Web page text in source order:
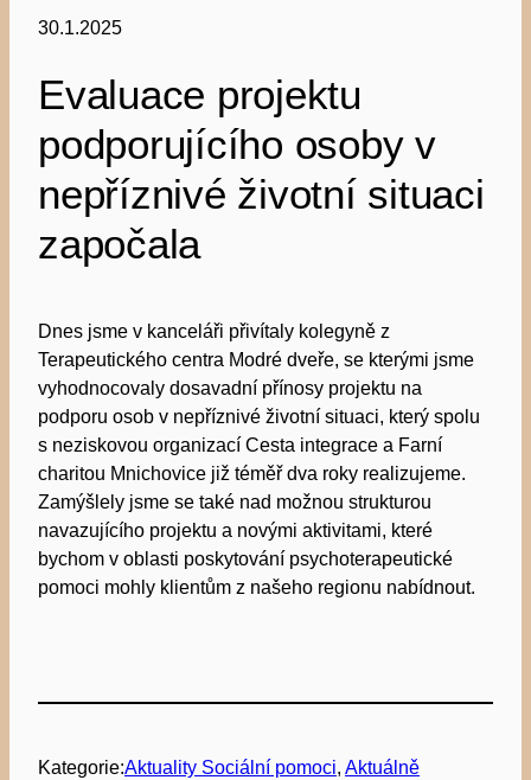
30.1.2025
Evaluace projektu
podporujícího osoby v
nepříznivé životní situaci
započala
Dnes jsme v kanceláři přivítaly kolegyně z
Terapeutického centra Modré dveře, se kterými jsme
vyhodnocovaly dosavadní přínosy projektu na
podporu osob v nepříznivé životní situaci, který spolu
s neziskovou organizacíCesta integrace a Farní
charitou Mnichovice již téměř dva roky realizujeme.
Zamýšlely jsme se také nad možnou strukturou
navazujícího projektu a novými aktivitami, které
bychom v oblasti poskytování psychoterapeutické
pomoci mohly klientům z našeho regionu nabídnout.
Kategorie:Aktuality Sociální pomoci Aktuálně